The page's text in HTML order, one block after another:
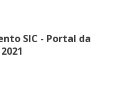
SIC - Portal da